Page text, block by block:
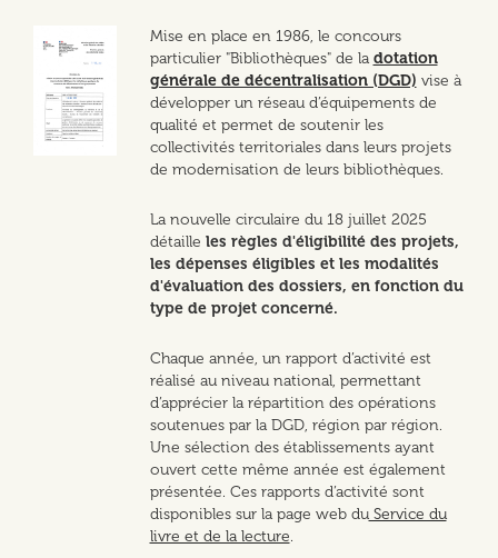
Mise en place en 1986, le concours
particulier "Bibliothèques" de la dotation
générale de décentralisation (DGD) vise à
développer un réseau d’équipements de
qualité et permet de soutenir les
collectivités territoriales dans leurs projets
de modernisation de leurs bibliothèques.
La nouvelle circulaire du 18 juillet 2025
détaille les règles d'éligibilité des projets,
les dépenses éligibles et les modalités
d'évaluation des dossiers, en fonction du
type de projet concerné.
Chaque année, un rapport d’activité est
réalisé au niveau national, permettant
d’apprécier la répartition des opérations
soutenues par la DGD, région par région.
Une sélection des établissements ayant
ouvert cette même année est également
présentée. Ces rapports d’activité sont
disponibles sur la page web duService du
livre et de la lecture.